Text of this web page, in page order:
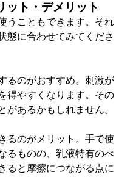
ット・デメリット
うこともできます。それ
態に合わせてみてくださ
るのがおすすめ。刺激が
得やすくなります。その
あるかもしれません。
るのがメリット。手で使
るものの、乳液特有のべ
ると摩擦につながる点に